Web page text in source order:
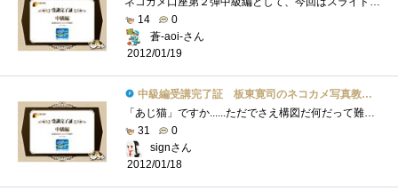
14
0
蒼-aoi-さん
2012/01/19
中級編受講完了証 板東寛司のネコカメ写真教室パート2
「あじ猫」ですか......ただでさえ構図だ何だって難しいのに、味わいのある写真なんてとれるカナ。「いつもと違うアングルや、撮影する時間や�...
31
0
signさん
2012/01/18